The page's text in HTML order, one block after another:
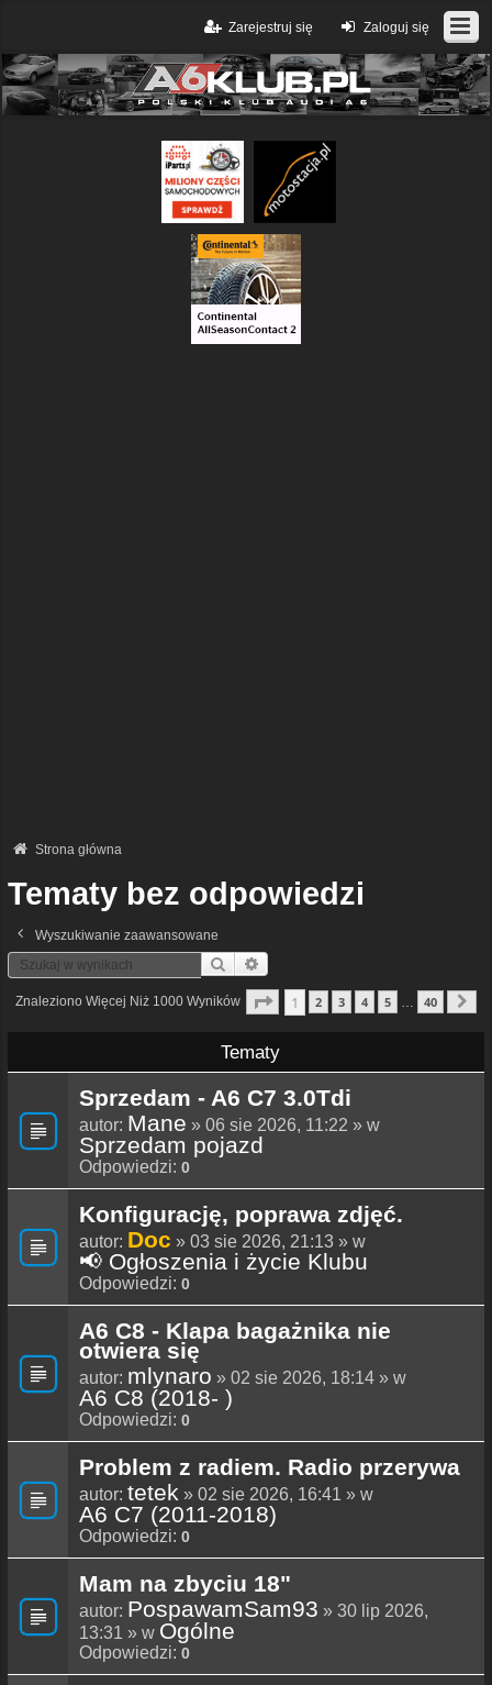
Zaloguj się
Zarejestruj się
Strona główna
Tematy bez odpowiedzi
Wyszukiwanie zaawansowane
Szukaj
Znaleziono Więcej Niż 1000 Wyników Strona1 40
1 2 3 4 5 40
Tematy
Sprzedam - A6 C7 3.0Tdi
autor: Mane » 06 sie 2026, 11:22 » w
Sprzedam pojazd
Odpowiedzi: 0
Konfigurację, poprawa zdjęć.
autor: Doc » 03 sie 2026, 21:13 » w
📢 Ogłoszenia i życie Klubu
Odpowiedzi: 0
A6 C8 - Klapa bagażnika nie
otwiera się
autor: mlynaro » 02 sie 2026, 18:14 » w
A6 C8 (2018- )
Odpowiedzi: 0
Problem z radiem. Radio przerywa
autor: tetek » 02 sie 2026, 16:41 » w
A6 C7 (2011-2018)
Odpowiedzi: 0
Mam na zbyciu 18"
autor: PospawamSam93 » 30 lip 2026,
13:31 » w Ogólne
Odpowiedzi: 0